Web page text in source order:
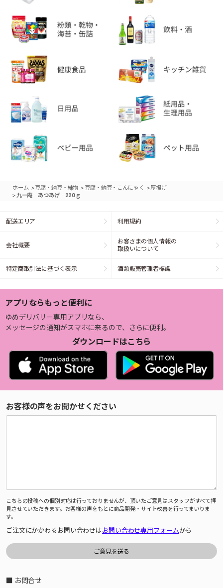
ホーム >豆腐・納豆・練物 > 豆腐・納豆・こんにゃく >厚揚げ
>九一庵 あつあげ 220ｇ
配送エリア 利用規約
会社概要
お客さまの個人情報の
取扱いについて
特定商取引法に基づく表示 酒類販売管理者標識
アプリならもっと便利に
ゆめデリバリー専用アプリなら、
メッセージの通知がスマホに来るので、さらに便利。
ダウンロードはこちら
お客様の声をお聞かせください
こちらの投稿への個別対応は行っておりませんが、頂いたご意見はスタッフがすべて拝
見させていただきます。お客様の声をもとに商品開発・サイト改善を行ってまいりま
す。
ご注文にかかわるお問い合わせはお問い合わせ専用フォームから
■ お問合せ